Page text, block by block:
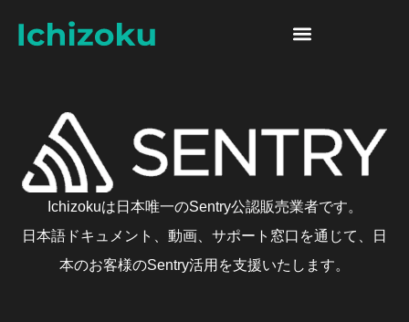
Skip to content
Ichizokuは日本唯一のSentry公認販売業者です。
日本語ドキュメント、動画、サポート窓口を通じて、日
本のお客様のSentry活用を支援いたします。